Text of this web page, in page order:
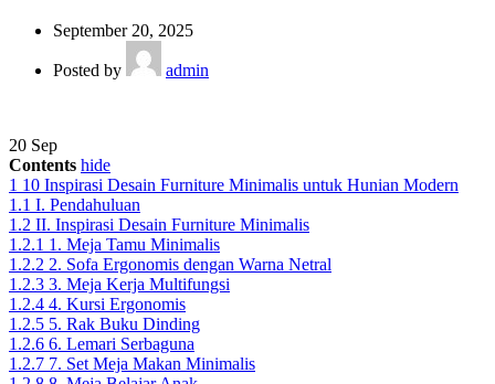
September 20, 2025
Posted by admin
20 Sep
Contents hide
1 10 Inspirasi Desain Furniture Minimalis untuk Hunian Modern
1.1 I. Pendahuluan
1.2 II. Inspirasi Desain Furniture Minimalis
1.2.1 1. Meja Tamu Minimalis
1.2.2 2. Sofa Ergonomis dengan Warna Netral
1.2.3 3. Meja Kerja Multifungsi
1.2.4 4. Kursi Ergonomis
1.2.5 5. Rak Buku Dinding
1.2.6 6. Lemari Serbaguna
1.2.7 7. Set Meja Makan Minimalis